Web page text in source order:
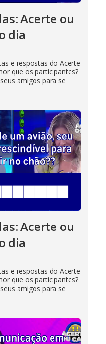
Acerte ou
dia
e respostas do Acerte
que os participantes?
amigos para se
Acerte ou
dia
e respostas do Acerte
que os participantes?
amigos para se